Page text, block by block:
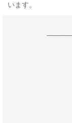
います。